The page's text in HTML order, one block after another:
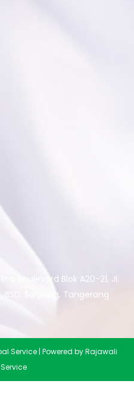
Boulevard Blok A20-21, Jl.
BSD, Serpong, Tangerang
Service | Powered by Rajawali